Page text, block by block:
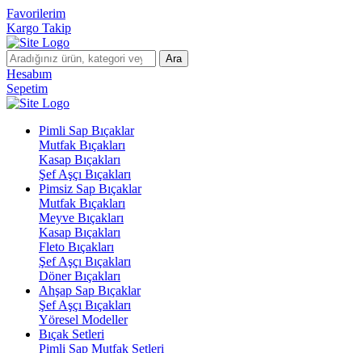
Favorilerim
Kargo Takip
Ara
Hesabım
Sepetim
Pimli Sap Bıçaklar
Mutfak Bıçakları
Kasap Bıçakları
Şef Aşçı Bıçakları
Pimsiz Sap Bıçaklar
Mutfak Bıçakları
Meyve Bıçakları
Kasap Bıçakları
Fleto Bıçakları
Şef Aşçı Bıçakları
Döner Bıçakları
Ahşap Sap Bıçaklar
Şef Aşçı Bıçakları
Yöresel Modeller
Bıçak Setleri
Pimli Sap Mutfak Setleri